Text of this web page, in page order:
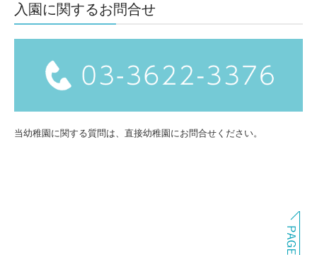
入園に関するお問合せ
当幼稚園に関する質問は、直接幼稚園にお問合せください。